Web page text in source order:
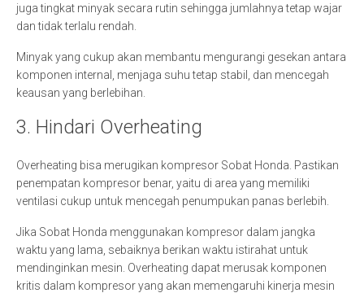
juga tingkat minyak secara rutin sehingga jumlahnya tetap wajar
dan tidak terlalu rendah.
Minyak yang cukup akan membantu mengurangi gesekan antara
komponen internal, menjaga suhu tetap stabil, dan mencegah
keausan yang berlebihan.
3. Hindari Overheating
Overheating bisa merugikan kompresor Sobat Honda. Pastikan
penempatan kompresor benar, yaitu di area yang memiliki
ventilasi cukup untuk mencegah penumpukan panas berlebih.
Jika Sobat Honda menggunakan kompresor dalam jangka
waktu yang lama, sebaiknya berikan waktu istirahat untuk
mendinginkan mesin. Overheating dapat merusak komponen
kritis dalam kompresor yang akan memengaruhi kinerja mesin